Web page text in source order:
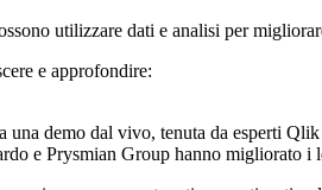
utilizzare dati e analisi per
e approfondire:
una demo dal vivo, tenuta da esperti Qlik
e Prysmian Group hanno migliorato i